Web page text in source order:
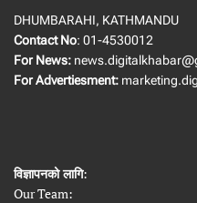
DHUMBARAHI, KATHMANDU
Contact No: 01-4530012
For News:
For Advertiesment:
विज्ञापनको लागि:
Our Team: